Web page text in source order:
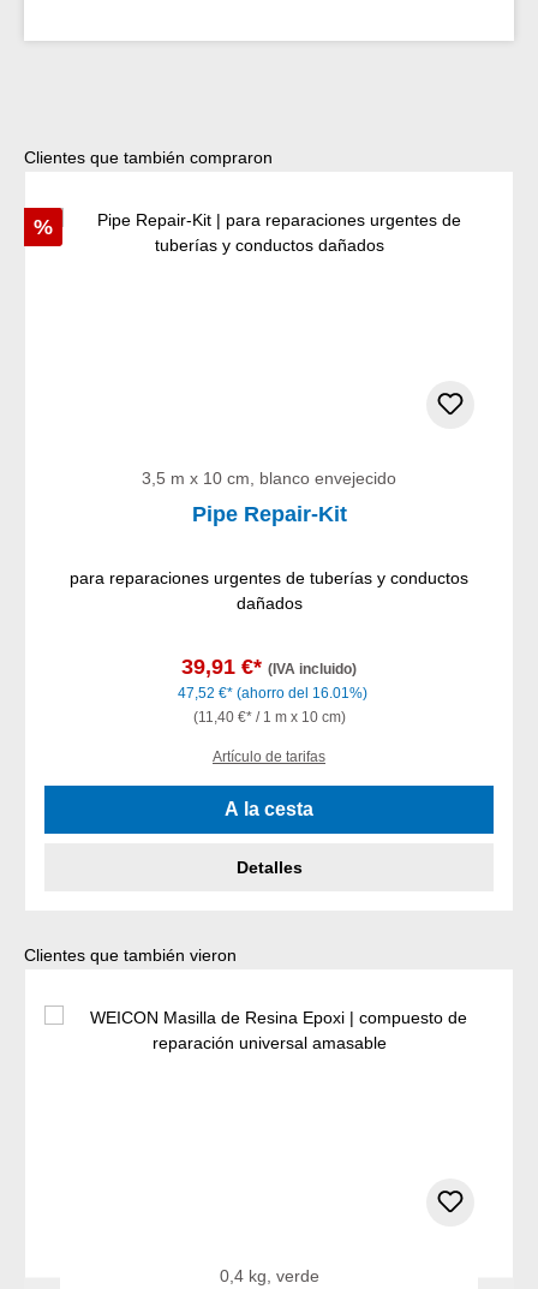
Omitir la galería de productos
Clientes que también compraron
Descuento
%
3,5 m x 10 cm, blanco envejecido
Pipe Repair-Kit
para reparaciones urgentes de tuberías y conductos
dañados
39,91 €* (IVA incluido)
47,52 €* (ahorro del 16.01%)
(11,40 €* / 1 m x 10 cm)
Artículo de tarifas
A la cesta
Detalles
Omitir la galería de productos
Clientes que también vieron
0,4 kg, verde